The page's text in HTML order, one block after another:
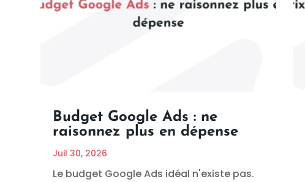
Budget Google Ads : ne
raisonnez plus en dépense
Juil 30, 2026
Le budget Google Ads idéal n'existe pas.